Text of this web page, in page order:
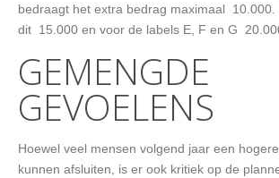
bedraagt het extra bedrag maximaal 
dit  15.000 en voor de labels E, F en G 
GEMENGDE
GEVOELENS
Hoewel veel mensen volgend jaar een
kunnen afsluiten, is er ook kritiek op de